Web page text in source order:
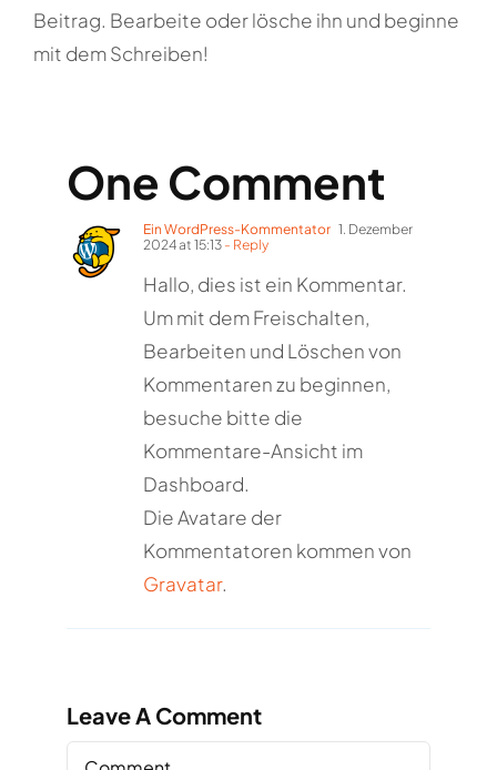
Beitrag. Bearbeite oder lösche ihn und beginne
mit dem Schreiben!
One Comment
Ein WordPress-Kommentator 1. Dezember
2024 at 15:13- Reply
Hallo, dies ist ein Kommentar.
Um mit dem Freischalten,
Bearbeiten und Löschen von
Kommentaren zu beginnen,
besuche bitte die
Kommentare-Ansicht im
Dashboard.
Die Avatare der
Kommentatoren kommen von
Gravatar.
Leave A Comment
Comment